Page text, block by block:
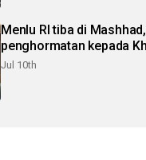
Menlu RI tiba di
penghormatan kepada
Jul 10th